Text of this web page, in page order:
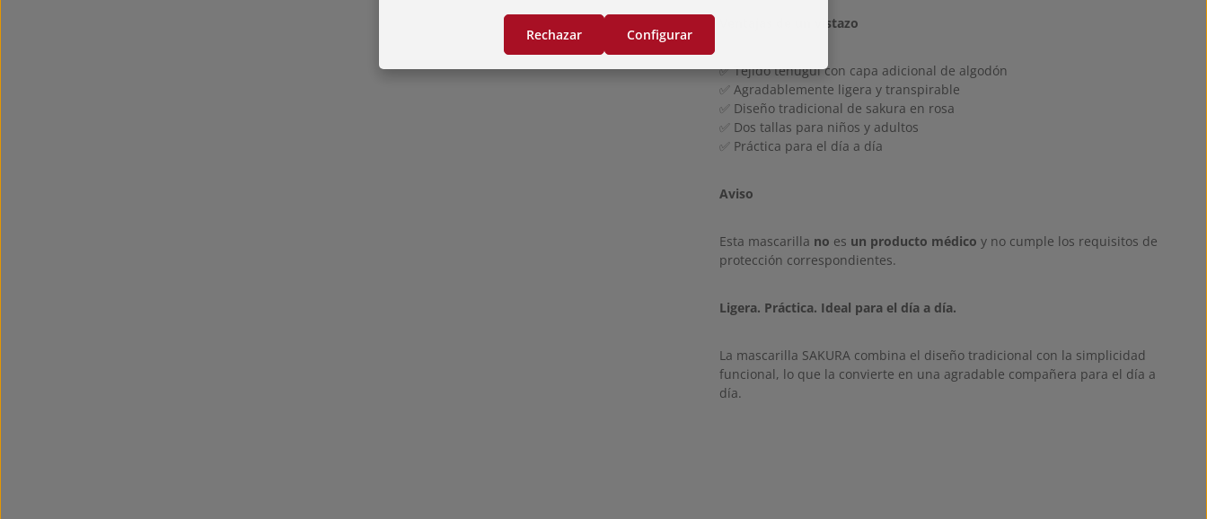
Ventajas de un vistazo
✅ Tejido tenugui con capa adicional de algodón
✅ Agradablemente ligera y transpirable
✅ Diseño tradicional de sakura en rosa
✅ Dos tallas para niños y adultos
✅ Práctica para el día a día
Aviso
Esta mascarilla no es un producto médico y no cumple los requisitos de
protección correspondientes.
Ligera. Práctica. Ideal para el día a día.
La mascarilla SAKURA combina el diseño tradicional con la simplicidad
funcional, lo que la convierte en una agradable compañera para el día a
día.
Rechazar Configurar